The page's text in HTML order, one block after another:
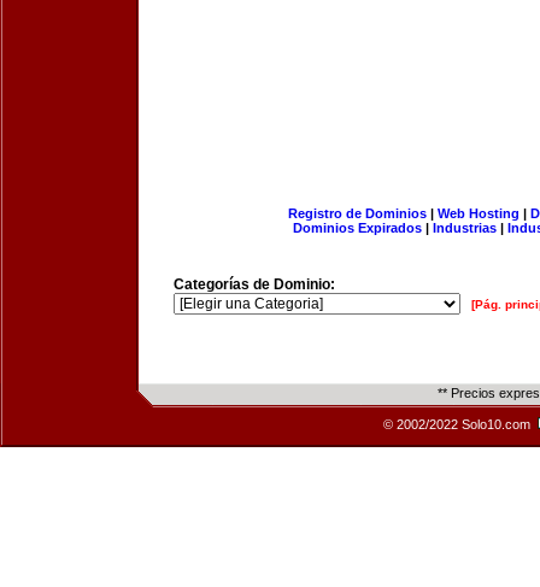
Registro de Dominios| Web Hosting |
Dominios Expirados | Industrias |
Categorías de Dominio:
[Pág.
** Precios
© 2002/2022 Solo10.com